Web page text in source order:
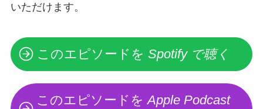
いただけます。
このエピソードをSpotify で聴く
このエピソードをApple Podcast